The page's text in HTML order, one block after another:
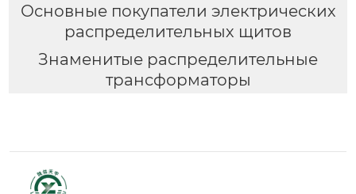
Основные покупатели электрических
распределительных щитов
Знаменитые распределительные
трансформаторы